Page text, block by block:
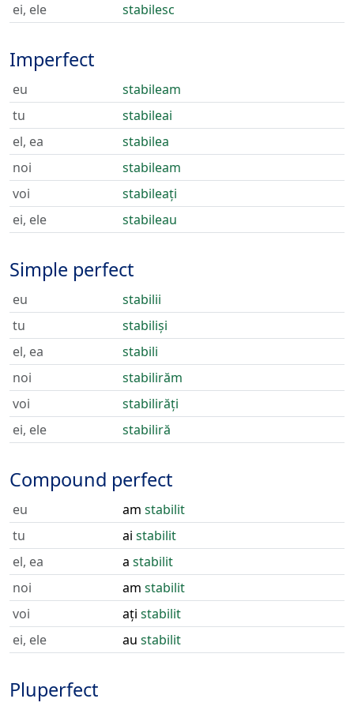
ei, ele
stabilesc
Imperfect
eu
stabileam
tu
stabileai
el, ea
stabilea
noi
stabileam
voi
stabileați
ei, ele
stabileau
Simple perfect
eu
stabilii
tu
stabiliși
el, ea
stabili
noi
stabilirăm
voi
stabilirăți
ei, ele
stabiliră
Compound perfect
eu am stabilit
tu
ai stabilit
el, ea
a stabilit
noi
am stabilit
voi
ați stabilit
ei, ele
au stabilit
Pluperfect